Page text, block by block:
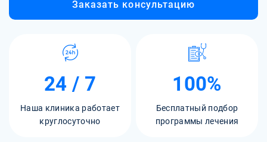
Заказать консультацию
24 / 7
Наша клиника работает
круглосуточно
100%
Бесплатный подбор
программы лечения